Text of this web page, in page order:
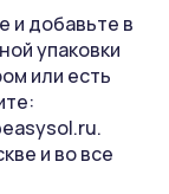
и добавьте в
упаковки
или есть
.
и во все